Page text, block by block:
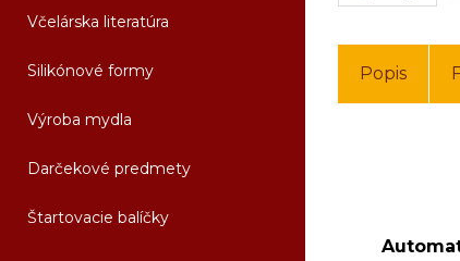
Včelárska literatúra
Silikónové formy
Výroba mydla
Darčekové predmety
Štartovacie balíčky
Popis